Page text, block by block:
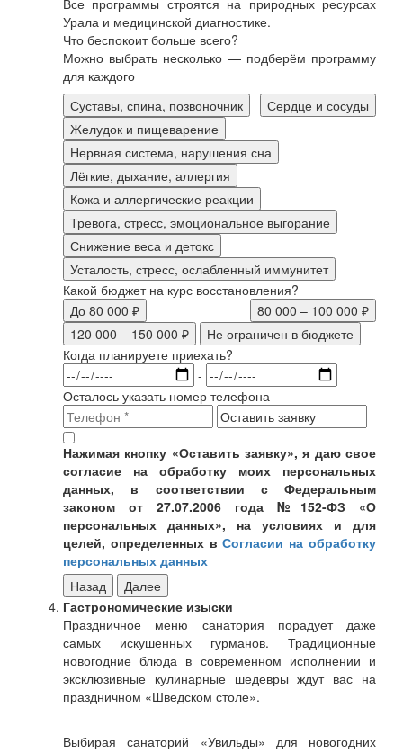
Все программы строятся на природных ресурсах
Урала и медицинской диагностике.
Что беспокоит больше всего?
Можно выбрать несколько — подберём программу
для каждого
Суставы, спина, позвоночник
Сердце и сосуды
Желудок и пищеварение
Нервная система, нарушения сна
Лёгкие, дыхание, аллергия
Кожа и аллергические реакции
Тревога, стресс, эмоциональное выгорание
Снижение веса и детокс
Усталость, стресс, ослабленный иммунитет
Какой бюджет на курс восстановления?
До 80 000 ₽
80 000 – 100 000 ₽
120 000 – 150 000 ₽
Не ограничен в бюджете
Когда планируете приехать?
-
Осталось указать номер телефона
Нажимая кнопку «Оставить заявку», я даю свое
согласие на обработку моих персональных
данных, в соответствии с Федеральным
законом от 27.07.2006 года №152-ФЗ «О
персональных данных», на условиях и для
целей, определенных вСогласии на обработку
персональных данных
Назад
Далее
Гастрономические изыски
Праздничное меню санатория порадует даже
самых искушенных гурманов. Традиционные
новогодние блюда в современном исполнении и
эксклюзивные кулинарные шедевры ждут вас на
праздничном «Шведском столе».
Выбирая санаторий «Увильды» для новогодних